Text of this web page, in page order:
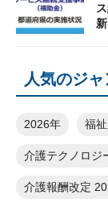
新
人気のジ
2026年 福
介護テクノロジ
介護報酬改定